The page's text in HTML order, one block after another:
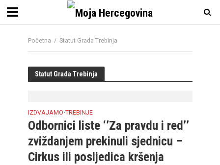
Početna / Statut Grada Trebinja
Statut Grada Trebinja
IZDVAJAMO•TREBINJE
Odbornici liste ‘’Za pravdu i red’’
zviždanjem prekinuli sjednicu –
Cirkus ili posljedica kršenja